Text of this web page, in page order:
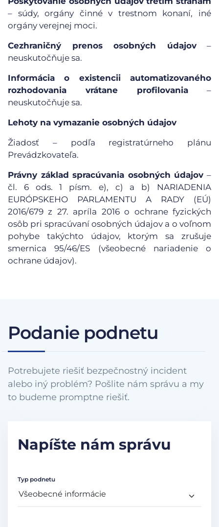
– súdy, orgány činné v trestnom konaní, iné
orgány verejnej moci.
Cezhraničný prenos osobných údajov–
neuskutočňuje sa.
Informácia o existencii automatizovaného
rozhodovania vrátane profilovania –
neuskutočňuje sa.
Lehoty na vymazanie osobných údajov
Žiadosť – podľa registratúrneho plánu
Prevádzkovateľa.
Právny základ spracúvania osobných údajov –
čl. 6 ods. 1 písm. e), c) a b) NARIADENIA
EURÓPSKEHO PARLAMENTU A RADY (EÚ)
2016/679 z 27. apríla 2016 o ochrane fyzických
osôb pri spracúvaní osobných údajov a o voľnom
pohybe takýchto údajov, ktorým sa zrušuje
smernica 95/46/ES (všeobecné nariadenie o
ochrane údajov).
Podanie podnetu
Potrebujete riešiť bezpečnostný incident
alebo iný problém? Pošlite nám správu a my
to budeme promptne riešiť.
Napíšte nám správu
Typ podnetu